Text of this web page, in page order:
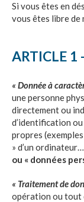
Si vous êtes en
vous êtes libre de
ARTICLE 1
« Donnée à
une personne
directement ou
d’identification
propres
» d’un
ou « données
« Traitement de
opération ou tout